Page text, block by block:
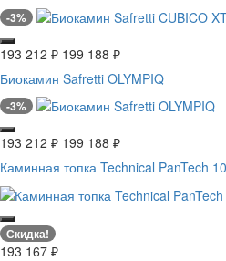
-3%
193 212 ₽ 199 188 ₽
Биокамин Safretti OLYMPIQ
-3%
193 212 ₽ 199 188 ₽
Каминная топка Technical PanTech
Скидка!
193 167 ₽